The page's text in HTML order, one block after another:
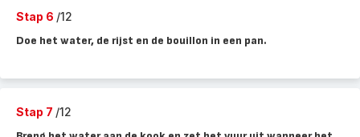
Stap 6 /12
Doe het water, de rijst en de bouillon in een pan.
Stap 7 /12